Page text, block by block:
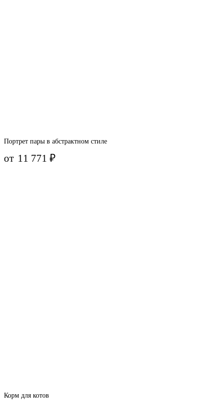
Портрет пары в абстрактном стиле
от 11 771₽
Корм для котов